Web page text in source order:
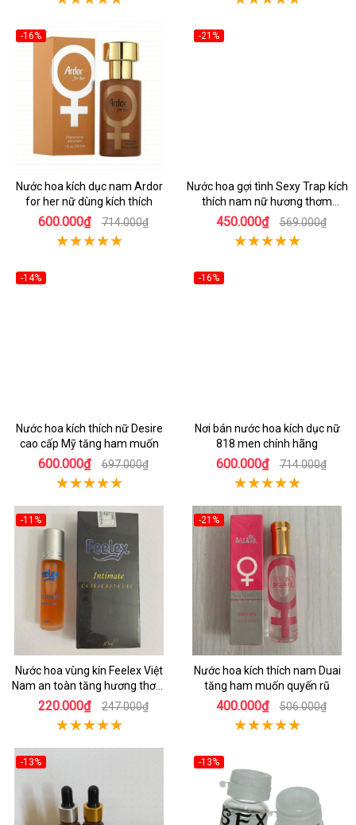
-16%
Nước hoa kích dục nam Ardor
for her nữ dùng kích thích
600.000₫ 714.000₫
-21%
Nước hoa gợi tình Sexy Trap kích
thích nam nữ hương thơm
quyến rũ
450.000₫ 569.000₫
-14%
Nước hoa kích thích nữ Desire
cao cấp Mỹ tăng ham muốn
600.000₫ 697.000₫
-16%
Nơi bán nước hoa kích dục nữ
818 men chính hãng
600.000₫ 714.000₫
-11%
Nước hoa vùng kín Feelex Việt
Nam an toàn tăng hương thơm
quyến rũ
220.000₫ 247.000₫
-21%
Nước hoa kích thích nam Duai
tăng ham muốn quyến rũ
400.000₫ 506.000₫
-13% -13%